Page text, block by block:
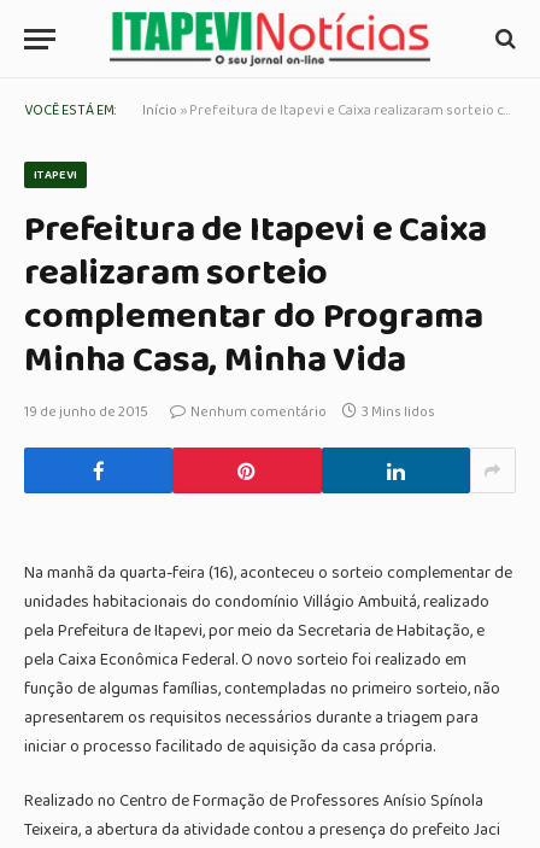
VOCÊ ESTÁ EM: Início »Prefeitura de Itapevi e Caixa realizaram sorteio complementar do Programa Minha Casa, Minha Vida
ITAPEVI
Prefeitura de Itapevi e Caixa
realizaram sorteio
complementar do Programa
Minha Casa, Minha Vida
19 de junho de 2015 Nenhum comentário 3 Mins lidos
Na manhã da quarta-feira (16), aconteceu o sorteio complementar de
unidades habitacionais do condomínio Villágio Ambuitá, realizado
pela Prefeitura de Itapevi, por meio da Secretaria de Habitação, e
pela Caixa Econômica Federal. O novo sorteio foi realizado em
função de algumas famílias, contempladas no primeiro sorteio, não
apresentarem os requisitos necessários durante a triagem para
iniciar o processo facilitado de aquisição da casa própria.
Realizado no Centro de Formação de Professores Anísio Spínola
Teixeira, a abertura da atividade contou a presença do prefeito Jaci